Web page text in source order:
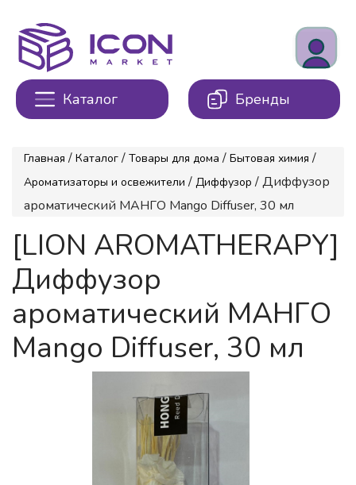
Каталог Бренды
Главная / Каталог / Товары для дома / Бытовая химия /
Ароматизаторы и освежители / Диффузор / Диффузор
ароматический МАНГО Mango Diffuser, 30 мл
[LION AROMATHERAPY]
Диффузор
ароматический МАНГО
Mango Diffuser, 30 мл